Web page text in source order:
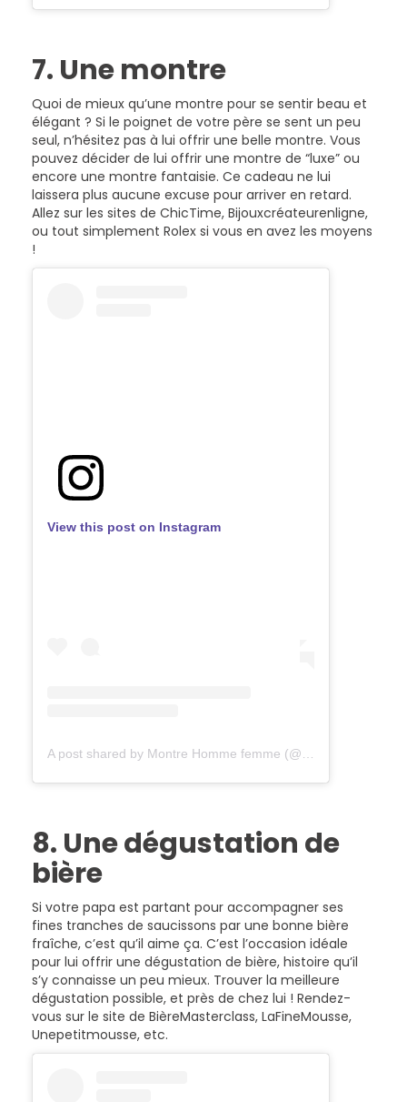
7. Une montre
Quoi de mieux qu’une montre pour se sentir beau et
élégant ? Si le poignet de votre père se sent un peu
seul, n’hésitez pas à lui offrir une belle montre. Vous
pouvez décider de lui offrir une montre de “luxe” ou
encore une montre fantaisie. Ce cadeau ne lui
laissera plus aucune excuse pour arriver en retard.
Allez sur les sites de ChicTime, Bijouxcréateurenligne,
ou tout simplement Rolex si vous en avez les moyens
!
View this post on Instagram
8. Une dégustation de
bière
Si votre papa est partant pour accompagner ses
fines tranches de saucissons par une bonne bière
fraîche, c’est qu’il aime ça. C’est l’occasion idéale
pour lui offrir une dégustation de bière, histoire qu’il
s’y connaisse un peu mieux. Trouver la meilleure
dégustation possible, et près de chez lui ! Rendez-
vous sur le site de BièreMasterclass, LaFineMousse,
Unepetitmousse, etc.